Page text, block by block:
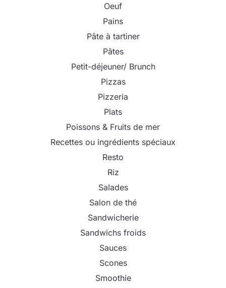
Oeuf
Pains
Pâte à tartiner
Pâtes
Petit-déjeuner/ Brunch
Pizzas
Pizzeria
Plats
Poissons & Fruits de mer
Recettes ou ingrédients spéciaux
Resto
Riz
Salades
Salon de thé
Sandwicherie
Sandwichs froids
Sauces
Scones
Smoothie